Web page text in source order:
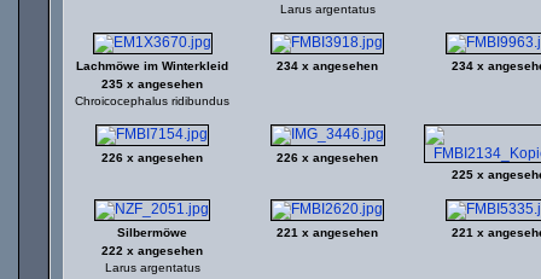
Larus argentatus
Lachmöwe im Winterkleid
235 x angesehen
Chroicocephalus ridibundus
234 x angesehen 234 x
226 x angesehen
226 x angesehen
225 x
Silbermöwe
222 x angesehen
Larus argentatus
221 x angesehen 221 x